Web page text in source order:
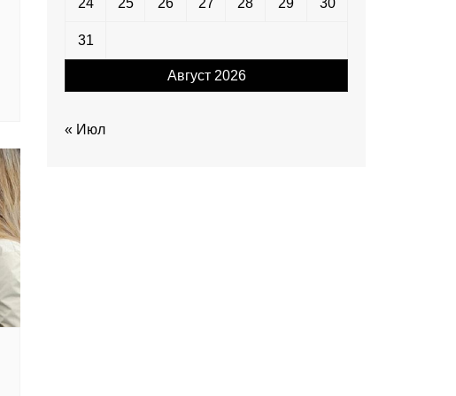
Август 2026
24 25 26 27 28 29 30
31
« Июл